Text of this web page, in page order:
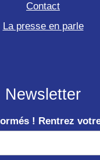
Contact
La presse en parle
Newsletter
! Rentrez